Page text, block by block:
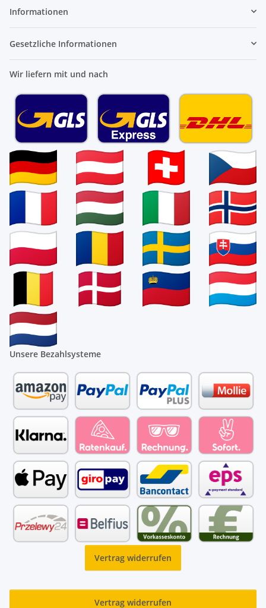
Informationen
Gesetzliche Informationen
Wir liefern mit und nach
Unsere Bezahlsysteme
Vertrag widerrufen
Vertrag widerrufen